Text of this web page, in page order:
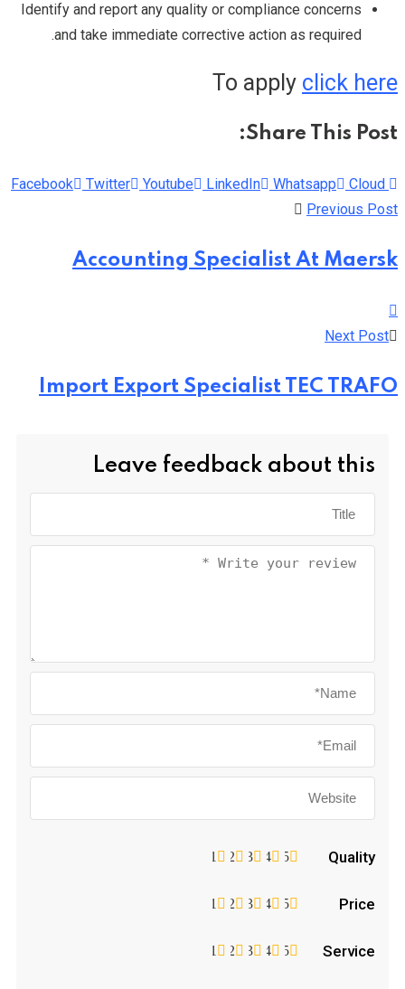
Identify and report any quality or compliance concerns
and take immediate corrective action as required.
To apply click here
Share This Post:
Facebook Twitter Youtube LinkedIn Whatsapp
Cloud
Previous Post
Accounting Specialist At Maersk
Next Post
Import Export Specialist TEC TRAFO
Leave feedback about this
Quality
5
4
3
2
1
Price
5
4
3
2
1
Service
5
4
3
2
1